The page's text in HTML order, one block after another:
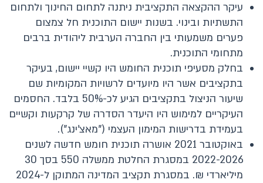
עיקר ההקצאה התקציבית ניתנה לתחום החינוך ולתחום
התשתיות ובינוי. בשנות יישום התוכנית חל צמצום
פערים משמעותי בין החברה הערבית ליהודית ברבים
מתחומי התוכנית.
בחלק מסעיפי תוכנית החומש היו קשיי יישום, בעיקר
בתקציבים אשר היו מיועדים לרשויות המקומיות שם
שיעור הניצול בתקציבים הגיע לכ-50% בלבד. החסמים
העיקריים למימוש היו היעדר הסדרה של קרקעות וקשיים
בעמידת בדרישות המימון העצמי ("מאצ'ינג").
באוקטובר 2021 אושרה תוכנית חומש חדשה לשנים
2022-2026 במסגרת החלטת ממשלה 550 בסך 30
מיליארדי ₪. במסגרת תקציב המדינה המתוקן ל-2024